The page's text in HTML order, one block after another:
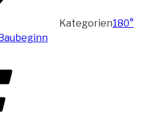
Kategorien180°